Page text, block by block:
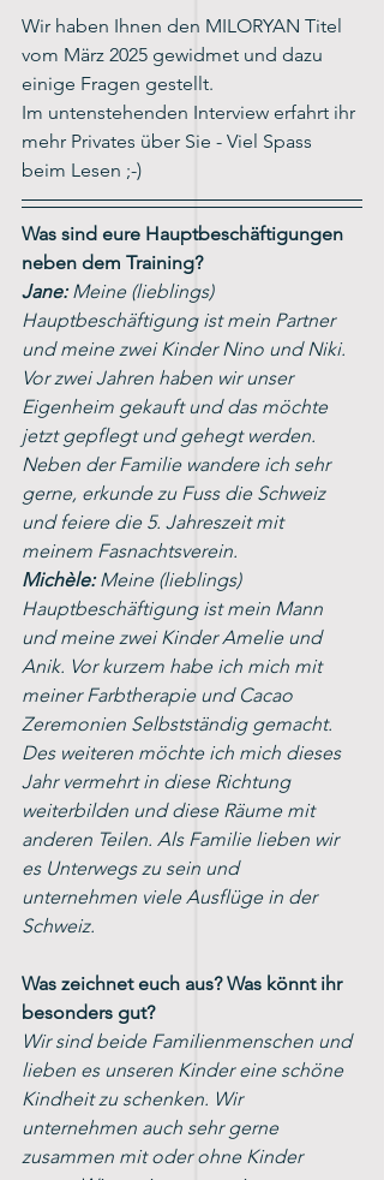
Wir haben Ihnen den MILORYAN Titel
vom März 2025 gewidmet und dazu
einige Fragen gestellt.
Im untenstehenden Interview erfahrt ihr
mehr Privates über Sie - Viel Spass
beim Lesen ;-)
Was sind eure Hauptbeschäftigungen
neben dem Training?
Jane: Meine (lieblings)
Hauptbeschäftigung ist mein Partner
und meine zwei Kinder Nino und Niki.
Vor zwei Jahren haben wir unser
Eigenheim gekauft und das möchte
jetzt gepflegt und gehegt werden.
Neben der Familie wandere ich sehr
gerne, erkunde zu Fuss die Schweiz
und feiere die 5. Jahreszeit mit
meinem Fasnachtsverein.
Michèle: Meine (lieblings)
Hauptbeschäftigung ist mein Mann
und meine zwei Kinder Amelie und
Anik. Vor kurzem habe ich mich mit
meiner Farbtherapie und Cacao
Zeremonien Selbstständig gemacht.
Des weiteren möchte ich mich dieses
Jahr vermehrt in diese Richtung
weiterbilden und diese Räume mit
anderen Teilen. Als Familie lieben wir
es Unterwegs zu sein und
unternehmen viele Ausflüge in der
Schweiz.
Was zeichnet euch aus? Was könnt ihr
besonders gut?
Wir sind beide Familienmenschen und
lieben es unseren Kinder eine schöne
Kindheit zu schenken. Wir
unternehmen auch sehr gerne
zusammen mit oder ohne Kinder